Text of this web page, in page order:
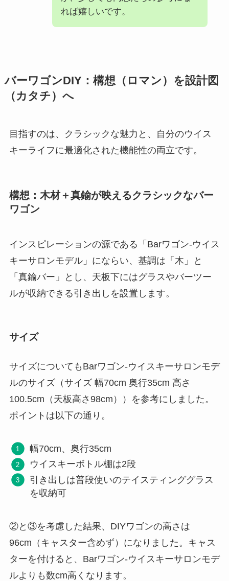
れば嬉しいです。
バーワゴンDIY：構想（ロマン）を設計図
（カタチ）へ
目指すのは、クラシックな魅力と、自分のウイス
キーライフに最適化された機能性の両立です。
構想：木材＋真鍮が映えるクラシックなバー
ワゴン
インスピレーションの源である「Barワゴン-ウイス
キーサロンモデル」にならい、基調は「木」と
「真鍮バー」とし、天板下にはグラスやバーツー
ルが収納できる引き出しを設置します。
サイズ
サイズについてもBarワゴン-ウイスキーサロンモデ
ルのサイズ（サイズ 幅70cm 奥行35cm 高さ
100.5cm（天板高さ98cm））を参考にしました。
ポイントは以下の通り。
幅70cm、奥行35cm
ウイスキーボトル棚は2段
引き出しは普段使いのテイスティンググラス
を収納可
②と③を考慮した結果、DIYワゴンの高さは
96cm（キャスター含めず）になりました。キャス
ターを付けると、Barワゴン-ウイスキーサロンモデ
ルよりも数cm高くなります。